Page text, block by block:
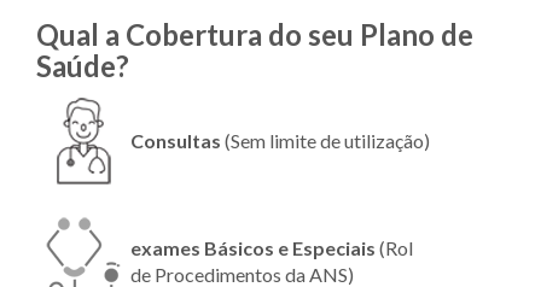
Qual a Cobertura do seu Plano de
Saúde?
Consultas (Sem limite de utilização)
exames Básicos e Especiais (Rol
de Procedimentos da ANS)